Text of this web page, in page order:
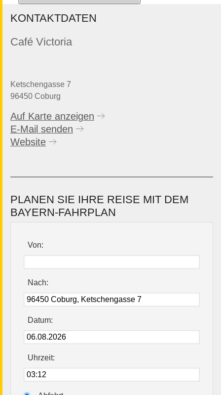
KONTAKTDATEN
Café Victoria
Ketschengasse 7
96450 Coburg
Auf Karte anzeigen
E-Mail senden
Website
PLANEN SIE IHRE REISE MIT DEM
BAYERN-FAHRPLAN
Von:
Nach:
Datum:
Uhrzeit: